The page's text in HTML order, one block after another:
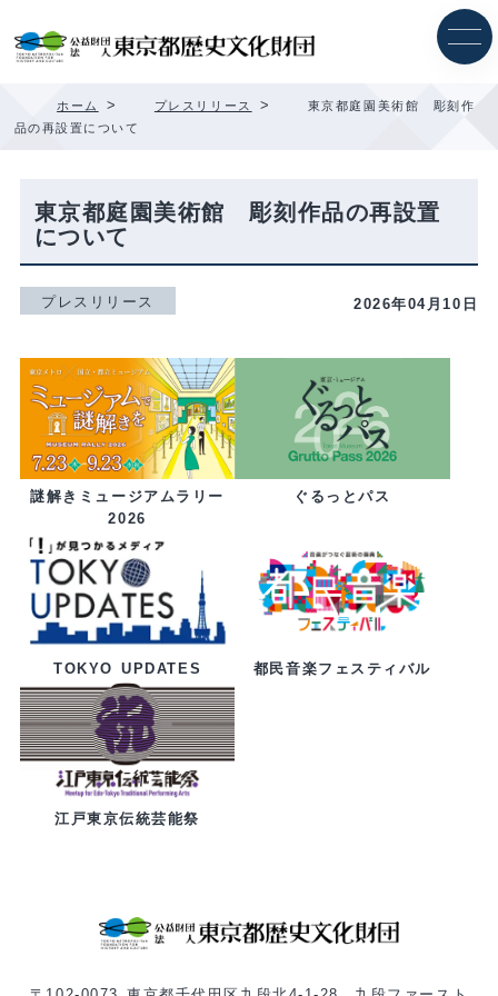
ホーム > プレスリリース >
東京都庭園美術館 彫刻作
品の再設置について
東京都庭園美術館 彫刻作品の再設置
について
プレスリリース 2026年04月10日
謎解きミュージアムラリー
2026
ぐるっとパス
TOKYO UPDATES 都民音楽フェスティバル
江戸東京伝統芸能祭